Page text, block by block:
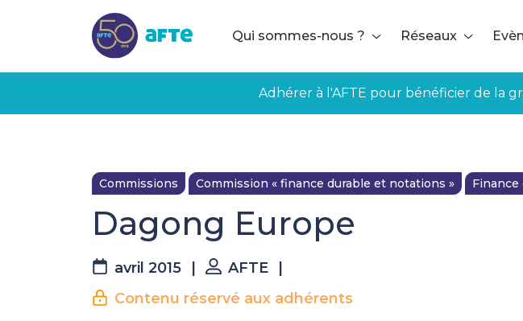
Qui sommes-nous ? Réseaux
Adhérer à l'AFTE pour bénéficier de la
Commissions Commission « finance durable et notations »
Dagong Europe
avril 2015 AFTE
Contenu réservé aux adhérents